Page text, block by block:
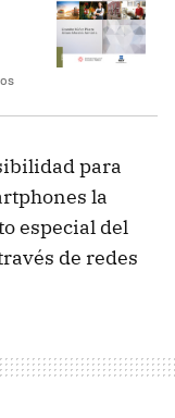
para
la
especial del
de redes